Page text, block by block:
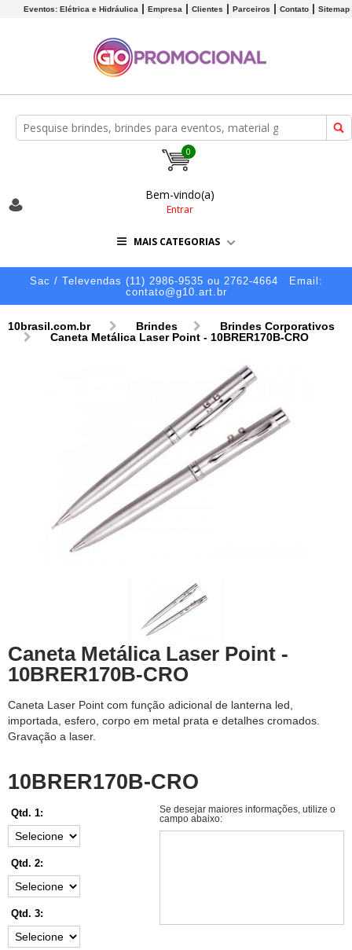
Eventos: Elétrica e Hidráulica Empresa Clientes Parceiros Contato Sitemap
0
Bem-vindo(a)
Entrar
MAIS CATEGORIAS
Sac / Televendas (11) 2986-9535 ou 2762-4664
Email:
contato@g10.art.br
10brasil.com.br Brindes
Brindes Corporativos
Caneta Metálica Laser Point - 10BRER170B-CRO
Caneta Metálica Laser Point -
10BRER170B-CRO
Caneta Laser Point com função adicional de lanterna led,
importada, esfero, corpo em metal prata e detalhes cromados.
Gravação a laser.
10BRER170B-CRO
Qtd. 1:
Qtd. 2:
Qtd. 3:
Se desejar maiores informações, utilize o
campo abaixo: